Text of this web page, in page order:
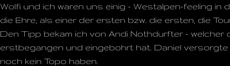
Wolfi und ich waren uns einig - Westalpen-feeling
die Ehre, als einer der ersten bzw. die ersten, die
Den Tipp bekam ich von Andi Nothdurfter - welcher
erstbegangen und eingebohrt hat. Daniel
noch kein Topo haben.